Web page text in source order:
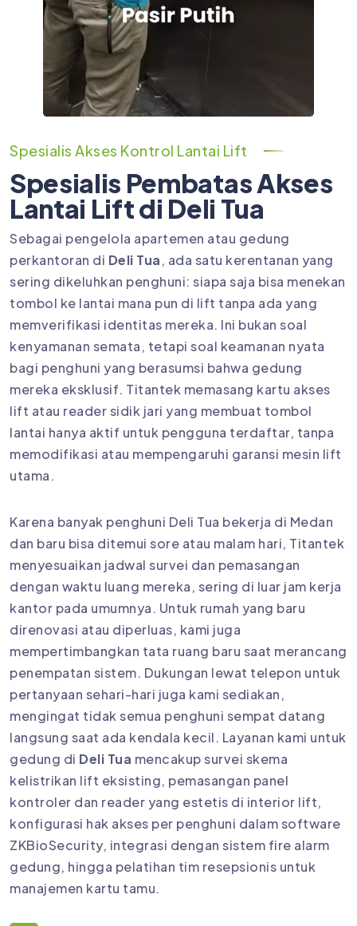
Spesialis Akses Kontrol Lantai Lift
Spesialis Pembatas Akses
Lantai Lift di Deli Tua
Sebagai pengelola apartemen atau gedung
perkantoran di Deli Tua, ada satu kerentanan yang
sering dikeluhkan penghuni: siapa saja bisa menekan
tombol ke lantai mana pun di lift tanpa ada yang
memverifikasi identitas mereka. Ini bukan soal
kenyamanan semata, tetapi soal keamanan nyata
bagi penghuni yang berasumsi bahwa gedung
mereka eksklusif. Titantek memasang kartu akses
lift atau reader sidik jari yang membuat tombol
lantai hanya aktif untuk pengguna terdaftar, tanpa
memodifikasi atau mempengaruhi garansi mesin lift
utama.
Karena banyak penghuni Deli Tua bekerja di Medan
dan baru bisa ditemui sore atau malam hari, Titantek
menyesuaikan jadwal survei dan pemasangan
dengan waktu luang mereka, sering di luar jam kerja
kantor pada umumnya. Untuk rumah yang baru
direnovasi atau diperluas, kami juga
mempertimbangkan tata ruang baru saat merancang
penempatan sistem. Dukungan lewat telepon untuk
pertanyaan sehari-hari juga kami sediakan,
mengingat tidak semua penghuni sempat datang
langsung saat ada kendala kecil. Layanan kami untuk
gedung di Deli Tua mencakup survei skema
kelistrikan lift eksisting, pemasangan panel
kontroler dan reader yang estetis di interior lift,
konfigurasi hak akses per penghuni dalam software
ZKBioSecurity, integrasi dengan sistem fire alarm
gedung, hingga pelatihan tim resepsionis untuk
manajemen kartu tamu.